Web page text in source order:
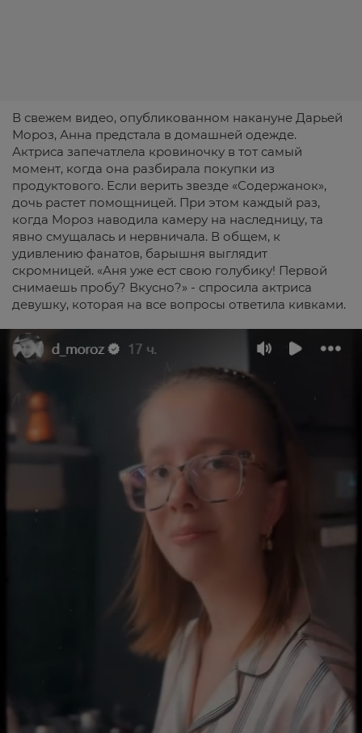
В свежем видео, опубликованном накануне Дарьей
Мороз, Анна предстала в домашней одежде.
Актриса запечатлела кровиночку в тот самый
момент, когда она разбирала покупки из
продуктового. Если верить звезде «Содержанок»,
дочь растет помощницей. При этом каждый раз,
когда Мороз наводила камеру на наследницу, та
явно смущалась и нервничала. В общем, к
удивлению фанатов, барышня выглядит
скромницей. «Аня уже ест свою голубику! Первой
снимаешь пробу? Вкусно?» - спросила актриса
девушку, которая на все вопросы ответила кивками.